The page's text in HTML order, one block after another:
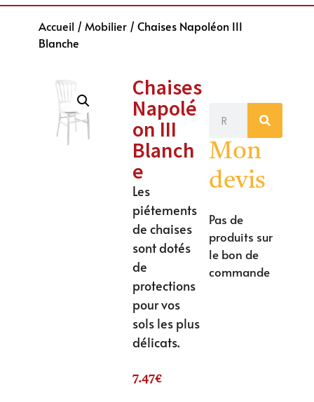
Accueil / Mobilier/ Chaises Napoléon III
Blanche
Chaises
Napolé
on III
Blanch
e
Les
piétements
de chaises
sont dotés
de
protections
pour vos
sols les plus
délicats.
7.47€
Mon
devis
Pas de
produits sur
le bon de
commande